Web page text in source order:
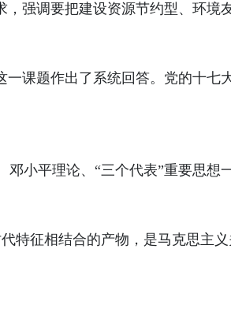
强调要把建设资源节约型、环境
题作出了系统回答。党的十七
平理论、“三个代表”重要思想
征相结合的产物，是马克思主